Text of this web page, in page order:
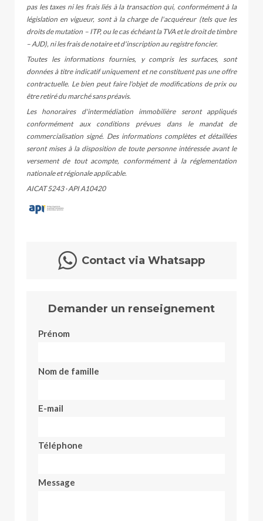
pas les taxes ni les frais liés à la transaction qui, conformément à la
législation en vigueur, sont à la charge de l'acquéreur (tels que les
droits de mutation – ITP, ou le cas échéant la TVA et le droit de timbre
– AJD), ni les frais de notaire et d'inscription au registre foncier.
Toutes les informations fournies, y compris les surfaces, sont
données à titre indicatif uniquement et ne constituent pas une offre
contractuelle. Le bien peut faire l'objet de modifications de prix ou
être retiré du marché sans préavis.
Les honoraires d'intermédiation immobilière seront appliqués
conformément aux conditions prévues dans le mandat de
commercialisation signé. Des informations complètes et détaillées
seront mises à la disposition de toute personne intéressée avant le
versement de tout acompte, conformément à la réglementation
nationale et régionale applicable.
AICAT 5243 · API A10420
Contact via Whatsapp
Demander un renseignement
Prénom
Nom de famille
E-mail
Téléphone
Message